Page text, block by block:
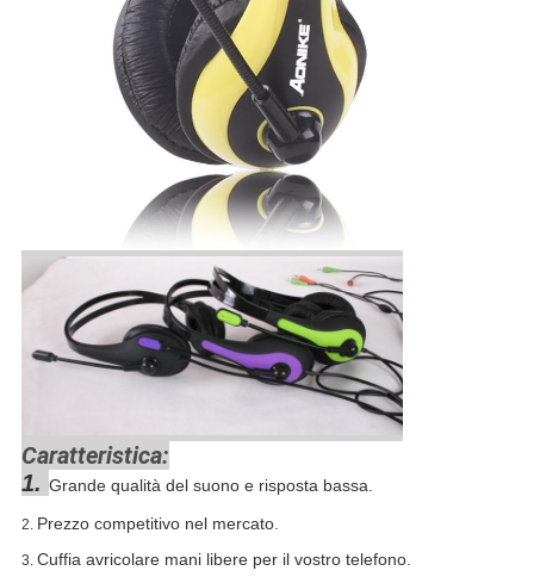
Caratteristica:
1. Grande qualità del suono e risposta bassa.
2. Prezzo competitivo nel mercato.
3. Cuffia avricolare mani libere per il vostro telefono.